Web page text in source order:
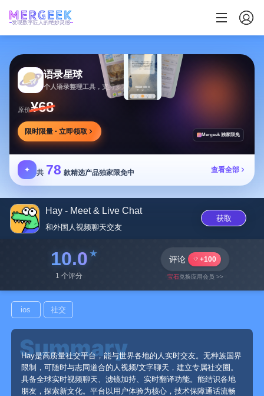
发现数字匠人的绝妙灵感
语录星球
个人语录整理工具，支持多方式添加及灵活推送
原价¥68
限时限量 · 立即领取 Mergeek 独家限免
✦ 共 78 款精选产品独家限免中 查看全部
Hay - Meet & Live Chat
和外国人视频聊天交‪友‬
获取
10.0
1 个评分
评论 +100
宝石兑换应用会员 >>
ios 社交
Hay是高质量社交平台，能与世界各地的人实时交友。无种族国界
限制，可随时与志同道合的人视频/文字聊天，建立专属社交圈。
具备全球实时视频聊天、滤镜加持、实时翻译功能。能结识各地
朋友，探索新文化。平台以用户体验为核心，技术保障通话流畅